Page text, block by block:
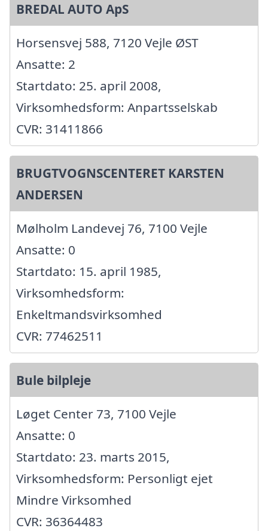
BREDAL AUTO ApS
Horsensvej 588, 7120 Vejle ØST
Ansatte: 2
Startdato: 25. april 2008,
Virksomhedsform: Anpartsselskab
CVR: 31411866
BRUGTVOGNSCENTERET KARSTEN
ANDERSEN
Mølholm Landevej 76, 7100 Vejle
Ansatte: 0
Startdato: 15. april 1985,
Virksomhedsform:
Enkeltmandsvirksomhed
CVR: 77462511
Bule bilpleje
Løget Center 73, 7100 Vejle
Ansatte: 0
Startdato: 23. marts 2015,
Virksomhedsform: Personligt ejet
Mindre Virksomhed
CVR: 36364483